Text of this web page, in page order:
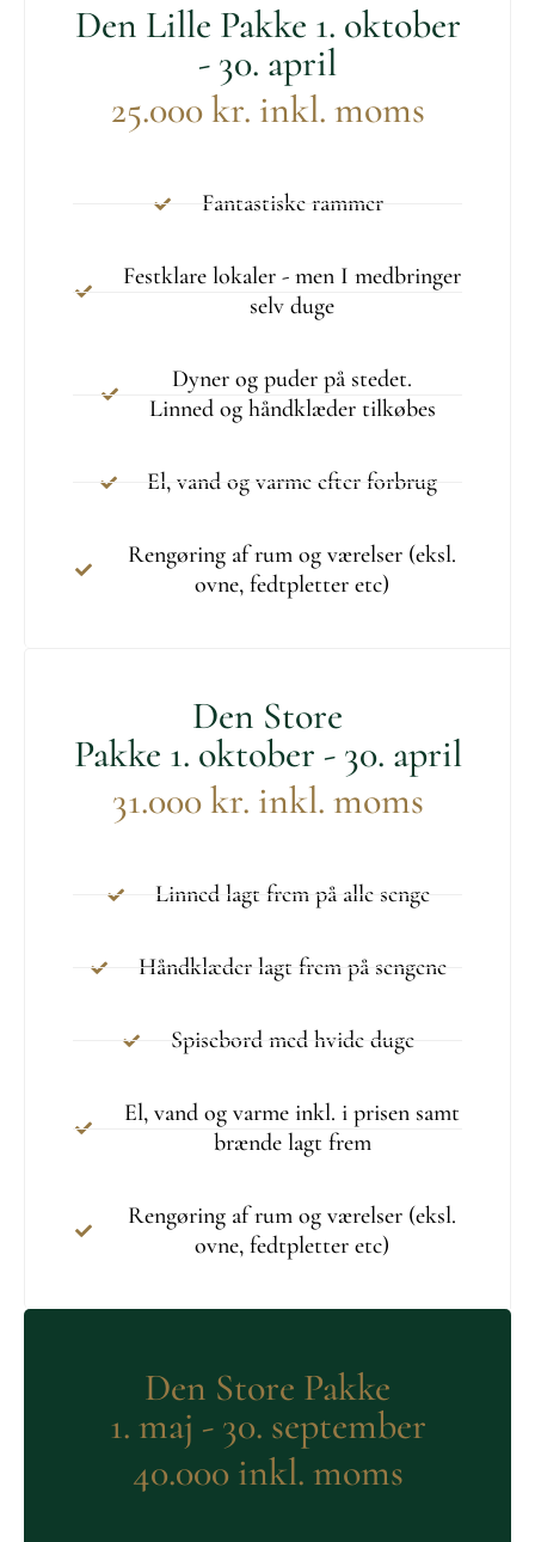
Den Lille Pakke 1. oktober
- 30. april
25.000 kr. inkl. moms
Fantastiske rammer
Festklare lokaler - men I medbringer
selv duge
Dyner og puder på stedet.
Linned og håndklæder tilkøbes
El, vand og varme efter forbrug
Rengøring af rum og værelser (eksl.
ovne, fedtpletter etc)
Den Store
Pakke 1. oktober - 30. april
31.000 kr. inkl. moms
Linned lagt frem på alle senge
Håndklæder lagt frem på sengene
Spisebord med hvide duge
El, vand og varme inkl. i prisen samt
brænde lagt frem
Rengøring af rum og værelser (eksl.
ovne, fedtpletter etc)
Den Store Pakke
1. maj - 30. september
40.000 inkl. moms